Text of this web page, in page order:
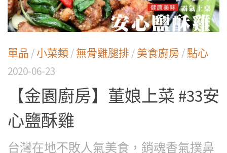
單品 /小菜類 /無骨雞腿排/美食廚房 /點心
2020-06-23
【金園廚房】董娘上菜 #33安
心鹽酥雞
台灣在地不敗人氣美食，銷魂香氣撲鼻